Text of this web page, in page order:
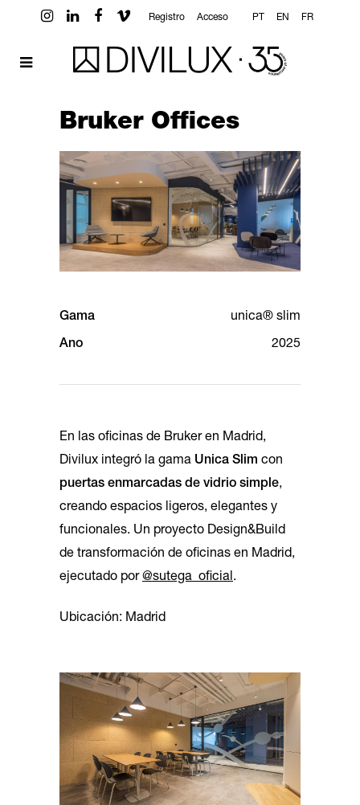
Registro Acceso PT EN FR
Bruker Offices
Gama unica® slim
Ano 2025
En las oficinas de Bruker en Madrid,
Divilux integró la gama Unica Slim con
puertas enmarcadas de vidrio simple,
creando espacios ligeros, elegantes y
funcionales. Un proyecto Design&Build
de transformación de oficinas en Madrid,
ejecutado por@sutega_oficial.
Ubicación: Madrid